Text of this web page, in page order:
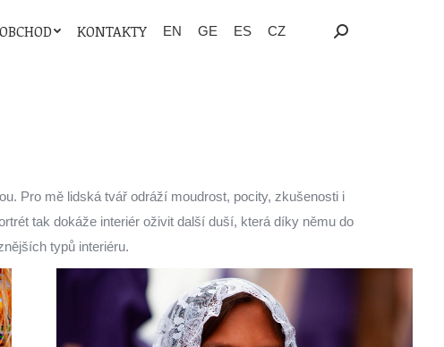
OBCHOD KONTAKTY EN GE ES CZ Search:
Pro mě lidská tvář odráží moudrost, pocity, zkušenosti i
tak dokáže interiér oživit další duší, která díky němu do
typů interiéru.